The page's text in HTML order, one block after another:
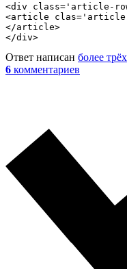
<div class='article-
<article
</article>
</div>
Ответ написан более
6 комментариев